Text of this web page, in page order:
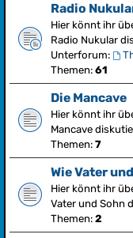
Radio
Hier könnt ihr
Radio Nukular
Unterforum:
Themen: 61
Die Mancave
Hier könnt ihr
Mancave
Themen: 7
Wie Vater
Hier könnt ihr
Vater und Sohn
Themen: 2